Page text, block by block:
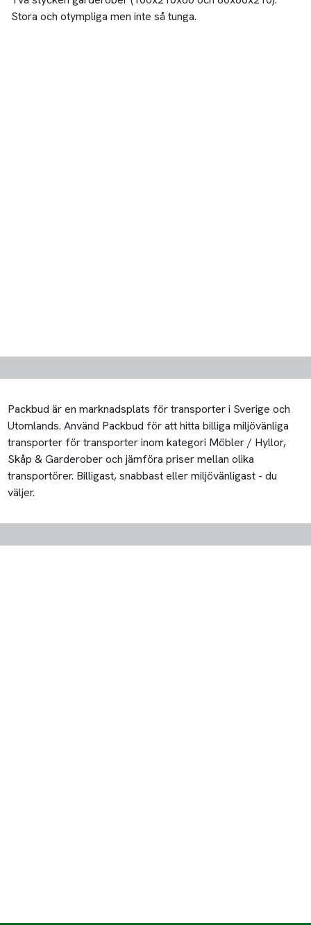
Stora och otympliga men inte så tunga.
Packbud är en marknadsplats för transporter i Sverige och
Utomlands. Använd Packbud för att hitta billiga miljövänliga
transporter för transporter inom kategori Möbler / Hyllor,
Skåp & Garderober och jämföra priser mellan olika
transportörer. Billigast, snabbast eller miljövänligast - du
väljer.